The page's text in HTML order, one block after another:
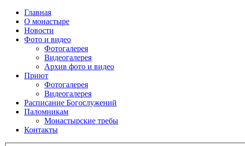
Главная
О монастыре
Новости
Фото и видео
Фотогалерея
Видеогалерея
Архив фото и видео
Приют
Фотогалерея
Видеогалерея
Расписание Богослужений
Паломникам
Монастырские требы
Контакты